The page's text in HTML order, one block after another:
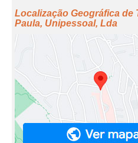
Localização Geográfica de
Paula, Unipessoal, Lda